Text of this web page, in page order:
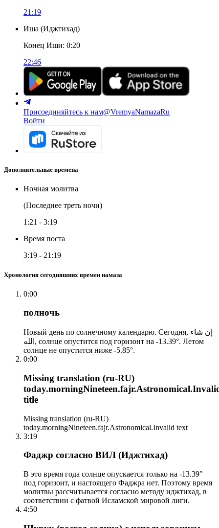
21:19
Иша (Иджтихад)
Конец Иши: 0:20
22:46
Присоединяйтесь к нам@VremyaNamazaRu
Войти
Дополнительные времена
Ночная молитва
(Последнее треть ночи)
1:21 - 3:19
Время поста
3:19 - 21:19
Хронология сегодняшних времен намаза
0:00
полночь
Новый день по солнечному календарю. Сегодня, إن شاء
الله, солнце опустится под горизонт на -13.39°. Летом
солнце не опустится ниже -5.85°.
0:00
Missing translation (ru-RU)
title
Missing translation (ru-RU)
today.morningNineteen.fajr.Astronomical.Invalid text
3:19
Фаджр согласно ВИЛ (Иджтихад)
В это время года солнце опускается только на -13.39°
под горизонт, и настоящего Фаджра нет. Поэтому время
молитвы рассчитывается согласно методу иджтихад, в
соответствии с фатвой Исламской мировой лиги.
4:50